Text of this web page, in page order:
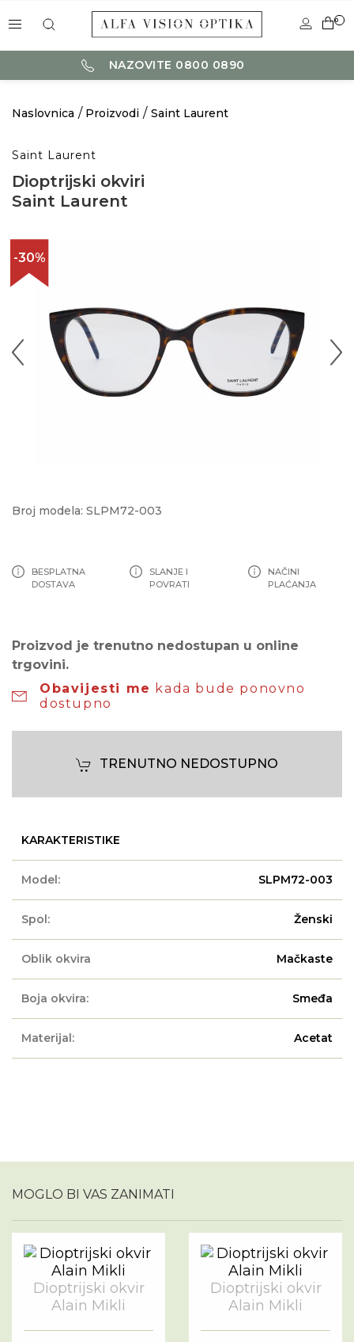
0
NAZOVITE 0800 0890
Naslovnica Proizvodi Saint Laurent
Saint Laurent
Dioptrijski okviri
Saint Laurent
-30%
Broj modela: SLPM72-003
BESPLATNA
DOSTAVA
SLANJE I
POVRATI
NAČINI
PLAĆANJA
Proizvod je trenutno nedostupan u online
trgovini.
Obavijesti me kada bude ponovno
dostupno
TRENUTNO NEDOSTUPNO
KARAKTERISTIKE
Model: SLPM72-003
Spol: Ženski
Oblik okvira Mačkaste
Boja okvira: Smeđa
Materijal: Acetat
MOGLO BI VAS ZANIMATI
Dioptrijski okvir
Alain Mikli
Dioptrijski okvir
Alain Mikli